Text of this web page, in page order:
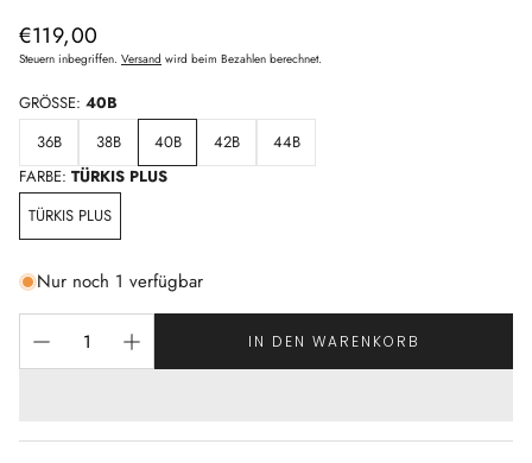
Normaler
Preis
€119,00
Steuern inbegriffen. Versand wird beim Bezahlen berechnet.
GRÖSSE: 40B
36B
38B 40B 42B
44B
FARBE: TÜRKIS PLUS
TÜRKIS PLUS
Nur noch 1 verfügbar
IN DEN WARENKORB